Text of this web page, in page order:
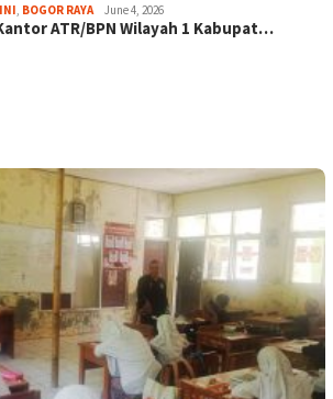
BOGOR RAYA June 4, 2026
ATR/BPN Wilayah 1 Kabupat…